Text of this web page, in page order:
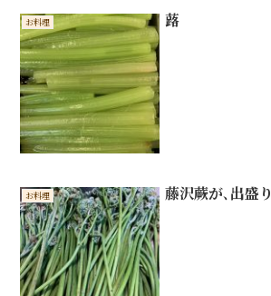
お料理 蕗
お料理 藤沢蕨が､出盛り